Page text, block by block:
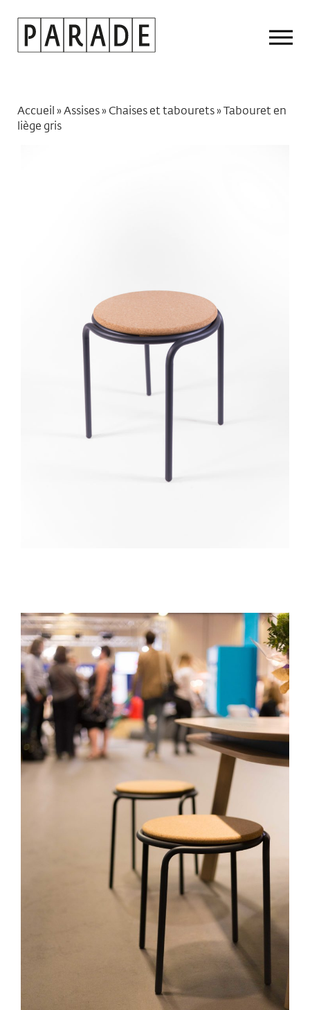
Accueil »Assises»Chaises et tabourets»Tabouret en
liège gris